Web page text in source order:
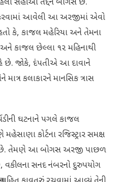
સહીઓ તદ્દન બોગસ છે.
કરવામાં આવેલી આ અરજીમાં એવો
કે, કાજલ મહેરિયા અને તેમના
કાજલ છેલ્લા ૧૨ મહિનાથી
છે. જોકે, દંપતીએ આ દાવાને
કલાકારને માનસિક ત્રાસ
ઘટનાને પગલે કાજલ
કોર્ટના રજિસ્ટ્રાર સમક્ષ
છે. તેમણે આ બોગસ અરજી પાછળ
વકીલના સનદ નંબરનો દુરુપયોગ